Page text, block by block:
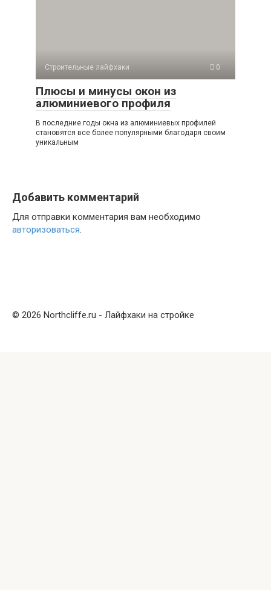
Строительные лайфхаки 0
Плюсы и минусы окон из
алюминиевого профиля
В последние годы окна из алюминиевых профилей
становятся все более популярными благодаря своим
уникальным
Добавить комментарий
Для отправки комментария вам необходимо
авторизоваться.
© 2026 Northcliffe.ru - Лайфхаки на стройке